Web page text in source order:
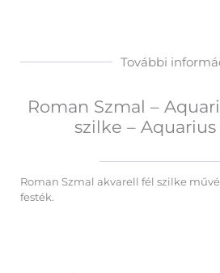
További
Roman Szmal –
szilke – Aquarius
Roman Szmal akvarell fél szilke
festék.